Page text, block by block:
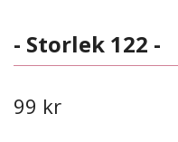
- Storlek 122 -
99 kr